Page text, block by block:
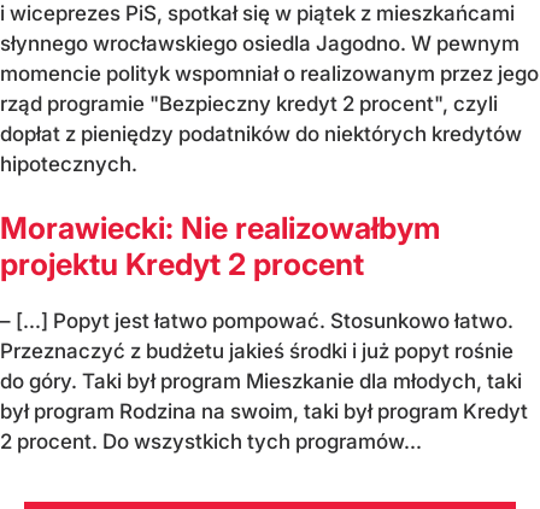
i wiceprezes PiS, spotkał się w piątek z mieszkańcami
słynnego wrocławskiego osiedla Jagodno. W pewnym
momencie polityk wspomniał o realizowanym przez jego
rząd programie "Bezpieczny kredyt 2 procent", czyli
dopłat z pieniędzy podatników do niektórych kredytów
hipotecznych.
Morawiecki: Nie realizowałbym
projektu Kredyt 2 procent
– [...] Popyt jest łatwo pompować. Stosunkowo łatwo.
Przeznaczyć z budżetu jakieś środki i już popyt rośnie
do góry. Taki był program Mieszkanie dla młodych, taki
był program Rodzina na swoim, taki był program Kredyt
2 procent. Do wszystkich tych programów...